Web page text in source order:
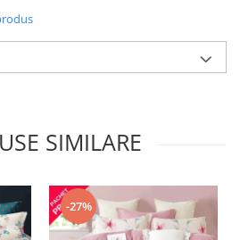
SIMILARE
-27%